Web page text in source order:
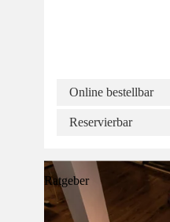
Online bestellbar
Reservierbar
Ratgeber